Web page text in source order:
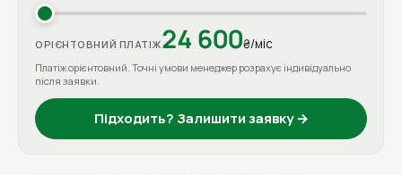
ОРІЄНТОВНИЙ ПЛАТІЖ24 600₴/міс
Платіж орієнтовний. Точні умови менеджер розрахує індивідуально
після заявки.
Підходить? Залишити заявку →